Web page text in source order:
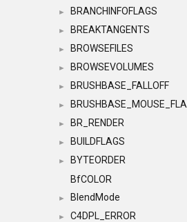
► BRANCHINFOFLAGS
► BREAKTANGENTS
► BROWSEFILES
► BROWSEVOLUMES
► BRUSHBASE_FALLOFF
►
► BR_RENDER
► BUILDFLAGS
►
BYTEORDER
BfCOLOR
► BlendMode
► C4DPL_ERROR